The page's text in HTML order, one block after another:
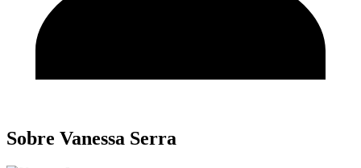
Sobre Vanessa Serra